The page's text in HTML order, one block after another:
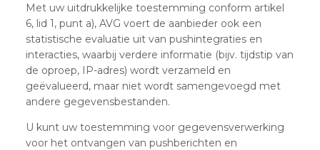
Met uw uitdrukkelijke toestemming conform artikel
6, lid 1, punt a), AVG voert de aanbieder ook een
statistische evaluatie uit van pushintegraties en
interacties, waarbij verdere informatie (bijv. tijdstip van
de oproep, IP-adres) wordt verzameld en
geëvalueerd, maar niet wordt samengevoegd met
andere gegevensbestanden.
U kunt uw toestemming voor gegevensverwerking
voor het ontvangen van pushberichten en